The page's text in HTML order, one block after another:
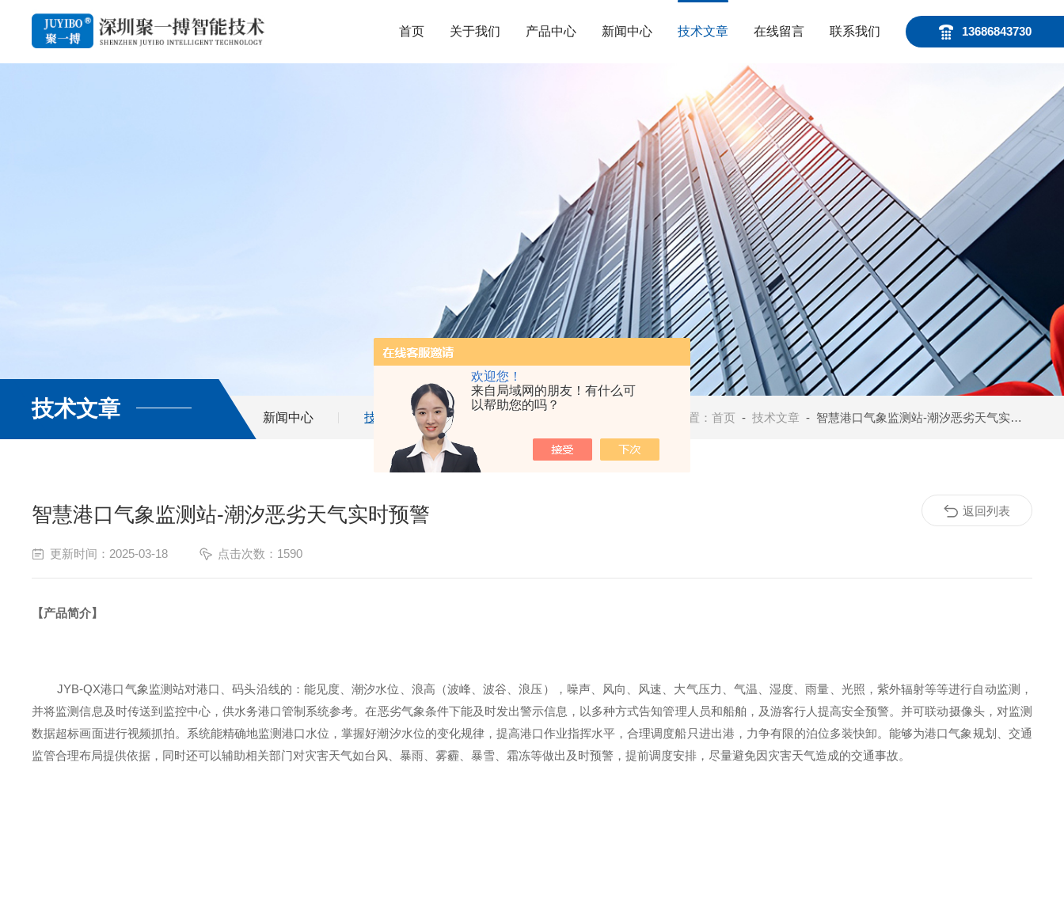
欢迎您！
来自局域网的朋友！有什么可
以帮助您的吗？
13686843730
首页 关于我们 产品中心 新闻中心 技术文章 在线留言 联系我们
技术文章 新闻中心 技术文章 当前位置：首页 -技术文章 - 智慧港口气象监测站-潮汐恶劣天气实时预警
智慧港口气象监测站-潮汐恶劣天气实时预警
更新时间：2025-03-18 点击次数：1590
【产品简介】
JYB-QX港口气象监测站对港口 、码头沿线的 ： 能见度 、潮汐水位 浪高（波峰、波谷、浪压）， 噪声、 风向、风速、大气压力、气温、湿度、雨量 光照，紫外辐射等等进行自动监测，
并将监测信息及时传送到监控中心，供水务港口管制系统参考。在恶劣气象条件下能及时发出警示信息，以多种方式告知管理人员和船舶 ， 及游客行人提高安全预警。并可联动摄像头，对监测
数据超标画面进行视频抓拍。系统能精确地监测港口水位，掌握好潮汐水位的变化规律，提高港口作业指挥水平，合理调度船只进出港，力争有限的泊位多装快卸。能够为港口气象规划、交通
监管合理布局提供依据，同时还可以辅助相关部门对灾害天气如台风、暴雨、雾霾、暴雪、霜冻等做出及时预警，提前调度安排，尽量避免因灾害天气造成的交通事故。
返回列表